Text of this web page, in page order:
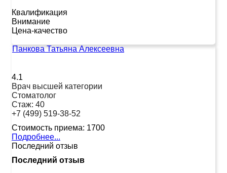
Квалификация
Внимание
Цена-качество
Панкова Татьяна Алексеевна
4.1
Врач высшей категории
Стоматолог
Стаж: 40
+7 (499) 519-38-52
Стоимость приема: 1700
Подробнее...
Последний отзыв
Последний отзыв